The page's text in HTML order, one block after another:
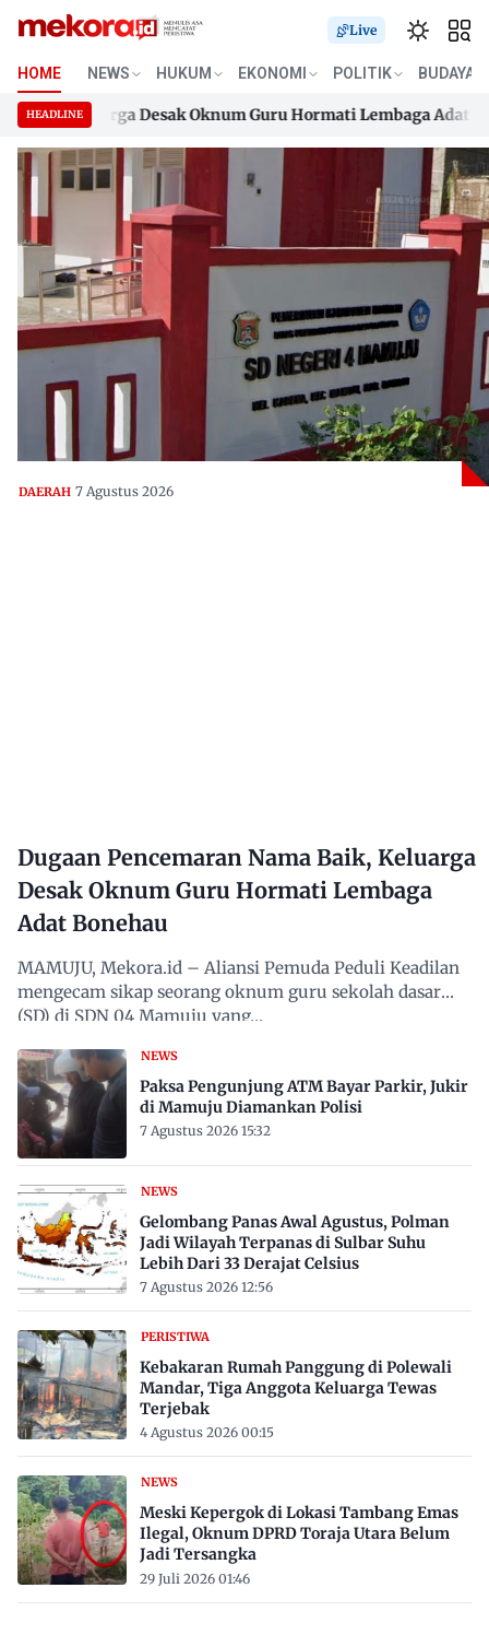
Skip
content
Live
HOME NEWS HUKUM EKONOMI POLITIK BUDAYA
HEADLINE
Keluarga Desak Oknum Guru Hormati Lembaga Adat
Keluarga Desak Oknum Guru Hormati Lembaga Adat
DAERAH 7 Agustus 2026
Dugaan Pencemaran Nama Baik, Keluarga
Desak Oknum Guru Hormati Lembaga
Adat Bonehau
MAMUJU, Mekora.id – Aliansi Pemuda Peduli Keadilan
mengecam sikap seorang oknum guru sekolah dasar
(SD) di SDN 04 Mamuju yang…
NEWS
Paksa Pengunjung ATM Bayar Parkir, Jukir
di Mamuju Diamankan Polisi
7 Agustus 2026 15:32
NEWS
Gelombang Panas Awal Agustus, Polman
Jadi Wilayah Terpanas di Sulbar Suhu
Lebih Dari 33 Derajat Celsius
7 Agustus 2026 12:56
PERISTIWA
Kebakaran Rumah Panggung di Polewali
Mandar, Tiga Anggota Keluarga Tewas
Terjebak
4 Agustus 2026 00:15
NEWS
Meski Kepergok di Lokasi Tambang Emas
Ilegal, Oknum DPRD Toraja Utara Belum
Jadi Tersangka
29 Juli 2026 01:46